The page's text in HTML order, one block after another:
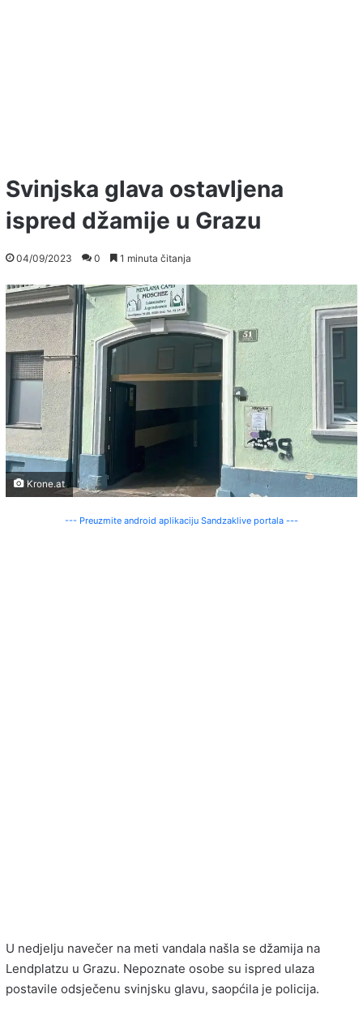
Svinjska glava ostavljena
ispred džamije u Grazu
04/09/2023 0 1 minuta čitanja
Krone.at
--- Preuzmite android aplikaciju Sandzaklive portala ---
U nedjelju navečer na meti vandala našla se džamija na
Lendplatzu u Grazu. Nepoznate osobe su ispred ulaza
postavile odsječenu svinjsku glavu, saopćila je policija.